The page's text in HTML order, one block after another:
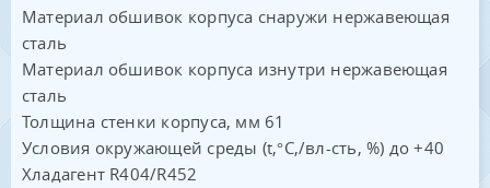
Материал обшивок корпуса снаружи нержавеющая
сталь
Материал обшивок корпуса изнутри нержавеющая
сталь
Толщина стенки корпуса, мм 61
Условия окружающей среды (t,°C,/вл-сть, %) до +40
Хладагент R404/R452